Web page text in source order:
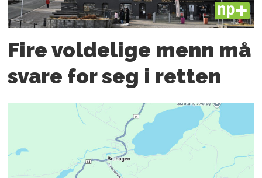
PLUS
Fire voldelige menn må
svare for seg i retten